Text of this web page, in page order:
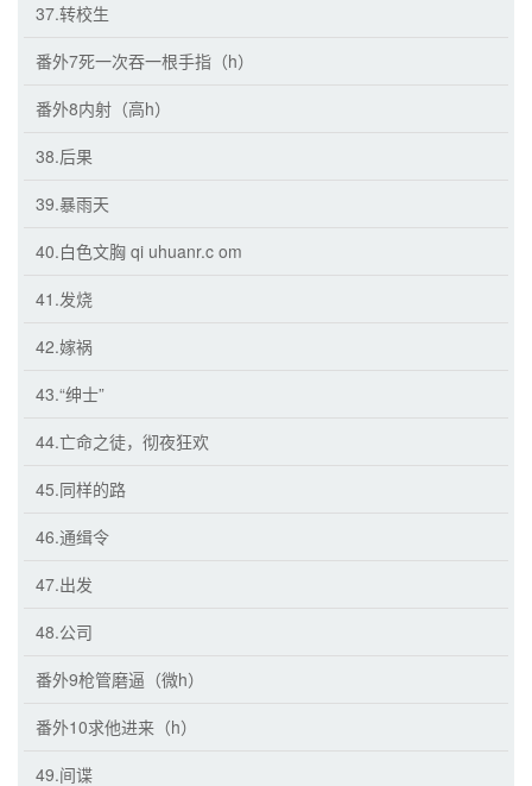
37.转校生
番外7死一次吞一根手指（h）
番外8内射（高h）
38.后果
39.暴雨天
40.白色文胸 qi uhuanr.c om
41.发烧
42.嫁祸
43.“绅士”
44.亡命之徒，彻夜狂欢
45.同样的路
46.通缉令
47.出发
48.公司
番外9枪管磨逼（微h）
番外10求他进来（h）
49.间谍